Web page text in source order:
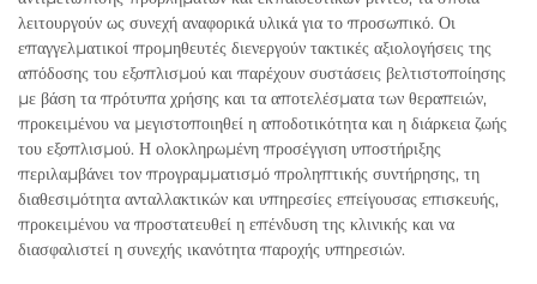
λειτουργούν ως συνεχή αναφορικά υλικά για το προσωπικό. Οι
επαγγελματικοί προμηθευτές διενεργούν τακτικές αξιολογήσεις της
απόδοσης του εξοπλισμού και παρέχουν συστάσεις βελτιστοποίησης
με βάση τα πρότυπα χρήσης και τα αποτελέσματα των θεραπειών,
προκειμένου να μεγιστοποιηθεί η αποδοτικότητα και η διάρκεια ζωής
του εξοπλισμού. Η ολοκληρωμένη προσέγγιση υποστήριξης
περιλαμβάνει τον προγραμματισμό προληπτικής συντήρησης, τη
διαθεσιμότητα ανταλλακτικών και υπηρεσίες επείγουσας επισκευής,
προκειμένου να προστατευθεί η επένδυση της κλινικής και να
διασφαλιστεί η συνεχής ικανότητα παροχής υπηρεσιών.